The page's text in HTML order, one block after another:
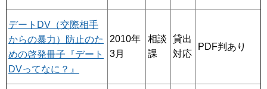
デートDV（交際相手
からの暴力）防止のた
めの啓発冊子『デート
DVってなに？』
2010年
3月
相談
課
貸出
対応
PDF判あり